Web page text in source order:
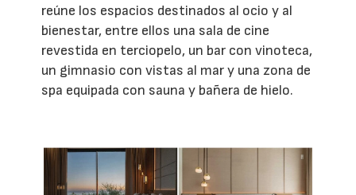
reúne los espacios destinados al ocio y al
bienestar, entre ellos una sala de cine
revestida en terciopelo, un bar con vinoteca,
un gimnasio con vistas al mar y una zona de
spa equipada con sauna y bañera de hielo.